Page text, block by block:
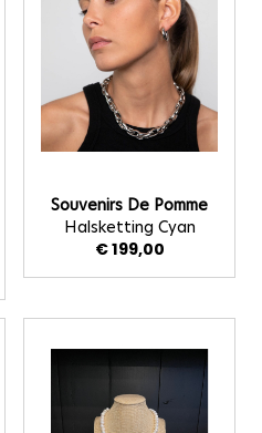
Souvenirs De Pomme
Halsketting Cyan
€ 199,00